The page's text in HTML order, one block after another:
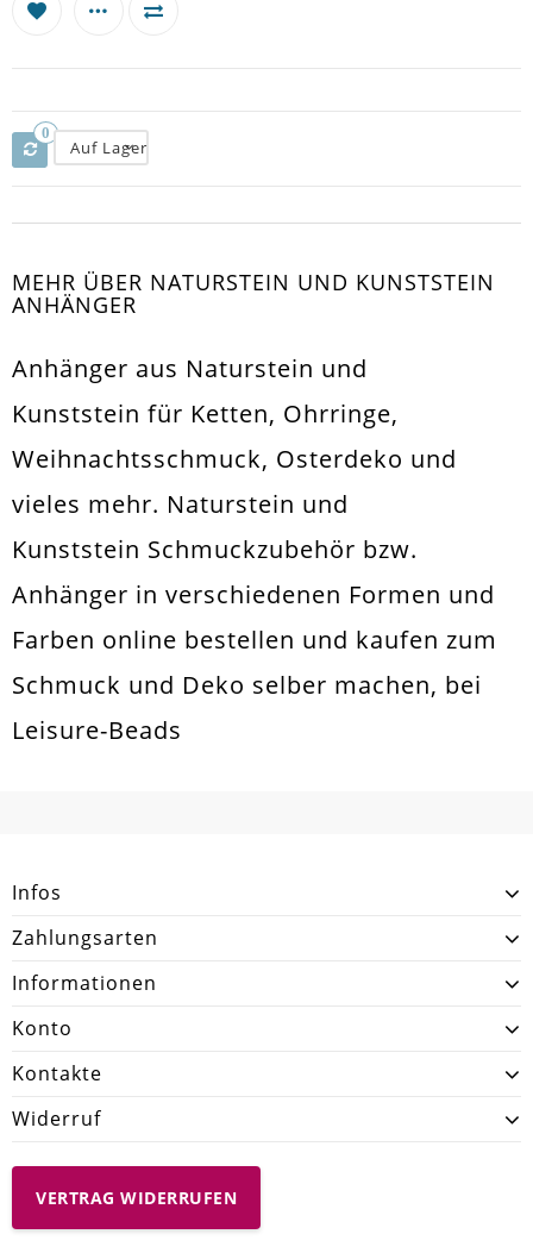
0
Auf Lager
MEHR ÜBER NATURSTEIN UND KUNSTSTEIN
ANHÄNGER
Anhänger aus Naturstein und
Kunststein für Ketten, Ohrringe,
Weihnachtsschmuck, Osterdeko und
vieles mehr. Naturstein und
Kunststein Schmuckzubehör bzw.
Anhänger in verschiedenen Formen und
Farben online bestellen und kaufen zum
Schmuck und Deko selber machen, bei
Leisure-Beads
Infos
Zahlungsarten
Informationen
Konto
Kontakte
Widerruf
VERTRAG WIDERRUFEN